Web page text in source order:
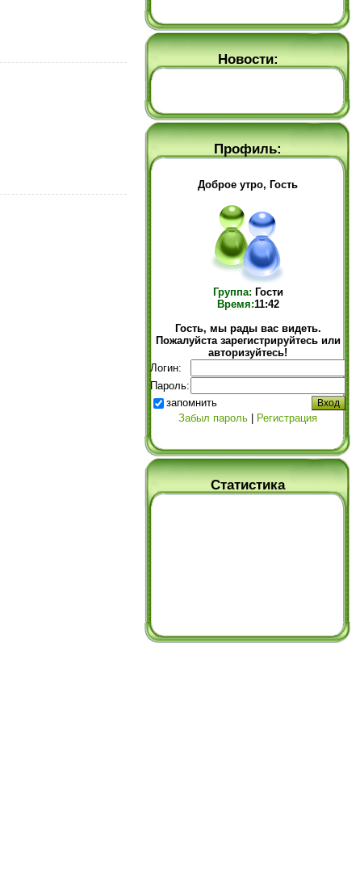
Новости:
Профиль:
Доброе утро, Гость
Группа: Гости
Время:11:42
Гость, мы рады вас видеть.
Пожалуйста зарегистрируйтесь или
авторизуйтесь!
Логин:
Пароль:
запомнить
Забыл пароль
Регистрация
Статистика